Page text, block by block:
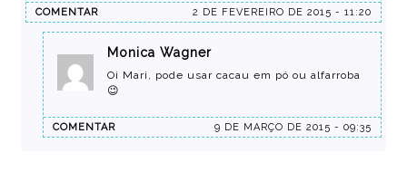
2 DE FEVEREIRO DE 2015 - 11:20
COMENTAR
Monica Wagner
Oi Mari, pode usar cacau em pó ou alfarroba
😉
9 DE MARÇO DE 2015 - 09:35
COMENTAR